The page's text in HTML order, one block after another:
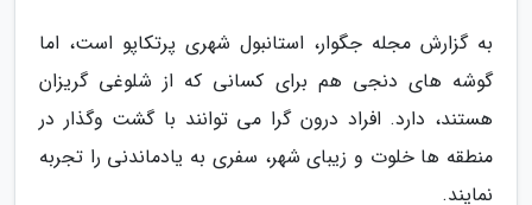
به گزارش مجله جگوار، استانبول شهری پرتکاپو است، اما
گوشه های دنجی هم برای کسانی که از شلوغی گریزان
هستند، دارد. افراد درون گرا می توانند با گشت وگذار در
منطقه ها خلوت و زیبای شهر، سفری به یادماندنی را تجربه
نمایند.